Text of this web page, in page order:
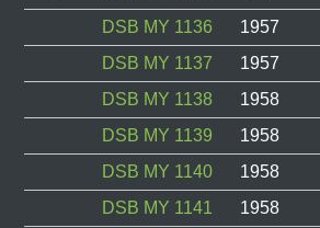
DSB MY 1136
1957
DSB MY 1137
1957
DSB MY 1138
1958
DSB MY 1139
1958
DSB MY 1140
1958
DSB MY 1141
1958